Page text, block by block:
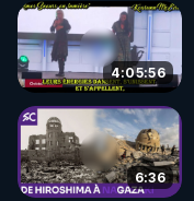
4:05:56
6:36